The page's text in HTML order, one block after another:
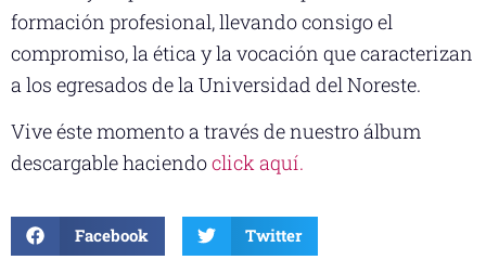
formación profesional, llevando consigo el
compromiso, la ética y la vocación que caracterizan
a los egresados de la Universidad del Noreste.
Vive éste momento a través de nuestro álbum
descargable haciendoclick aquí.
Facebook Twitter